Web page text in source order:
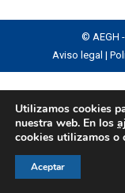
© AEGH
Aviso legal |
Utilizamos cookies
nuestra web. En los
cookies utilizamos o
Aceptar